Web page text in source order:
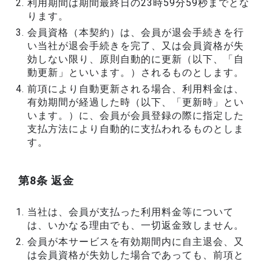
利用期間は期間最終日の23時59分59秒までとな
ります。
会員資格（本契約）は、会員が退会手続きを行
い当社が退会手続きを完了、又は会員資格が失
効しない限り、原則自動的に更新（以下、「自
動更新」といいます。）されるものとします。
前項により自動更新される場合、利用料金は、
有効期間が経過した時（以下、「更新時」とい
います。）に、会員が会員登録の際に指定した
支払方法により自動的に支払われるものとしま
す。
第8条 返金
当社は、会員が支払った利用料金等について
は、いかなる理由でも、一切返金致しません。
会員が本サービスを有効期間内に自主退会、又
は会員資格が失効した場合であっても、前項と